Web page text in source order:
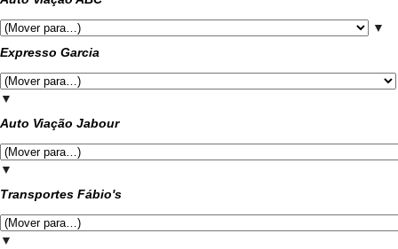
▼
Expresso Garcia
▼
Auto Viação Jabour
▼
Transportes Fábio's
▼